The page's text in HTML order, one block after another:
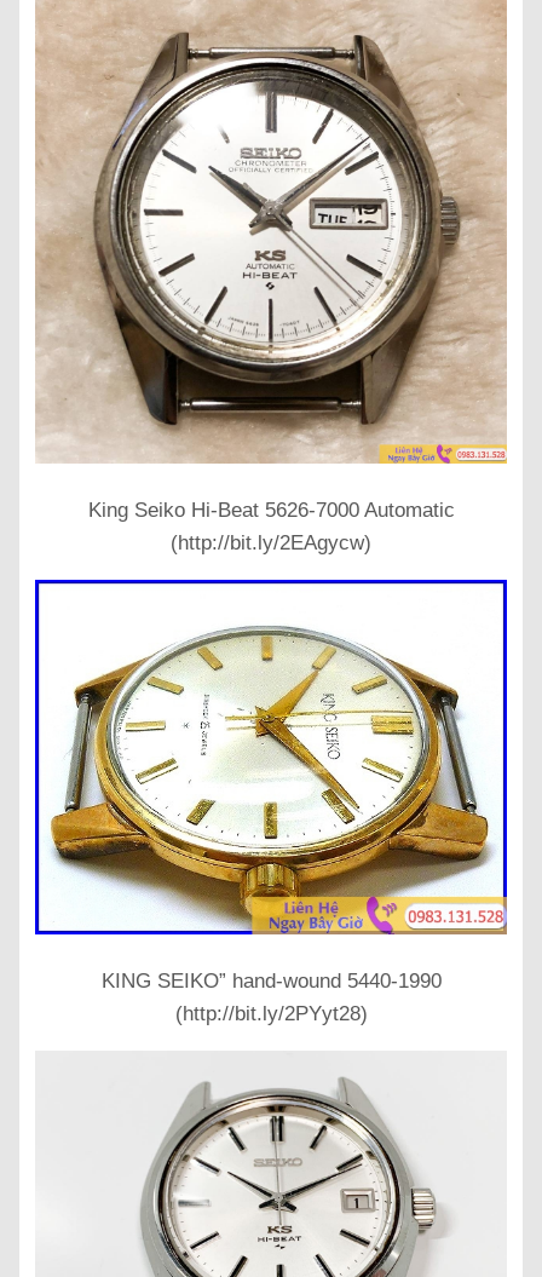
King Seiko Hi-Beat 5626-7000 Automatic
(http://bit.ly/2EAgycw)
KING SEIKO” hand-wound 5440-1990
(http://bit.ly/2PYyt28)